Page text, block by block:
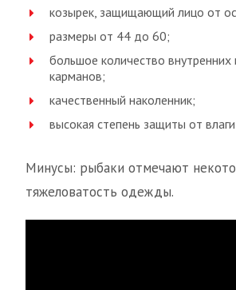
козырек, защищающий лицо от
размеры от 44 до 60;
большое количество
карманов;
качественный наколенник;
высокая степень защиты от
Минусы: рыбаки отмечают
тяжеловатость одежды.